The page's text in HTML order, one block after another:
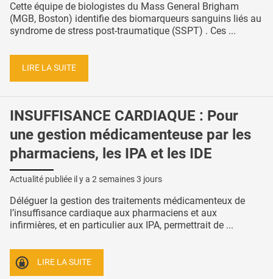
Cette équipe de biologistes du Mass General Brigham
(MGB, Boston) identifie des biomarqueurs sanguins liés au
syndrome de stress post-traumatique (SSPT) . Ces ...
LIRE LA SUITE
INSUFFISANCE CARDIAQUE : Pour
une gestion médicamenteuse par les
pharmaciens, les IPA et les IDE
Actualité publiée il y a 2 semaines 3 jours
Déléguer la gestion des traitements médicamenteux de
l’insuffisance cardiaque aux pharmaciens et aux
infirmières, et en particulier aux IPA, permettrait de ...
LIRE LA SUITE